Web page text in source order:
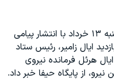
ارتش دفاعی اسرائیل چهارشنبه ۱۳ خرداد با انتشار پیامی
ایال زامیر، رئیس ستاد
هرئل فرمانده نیروی
از پایگاه حیفا خبر داد.